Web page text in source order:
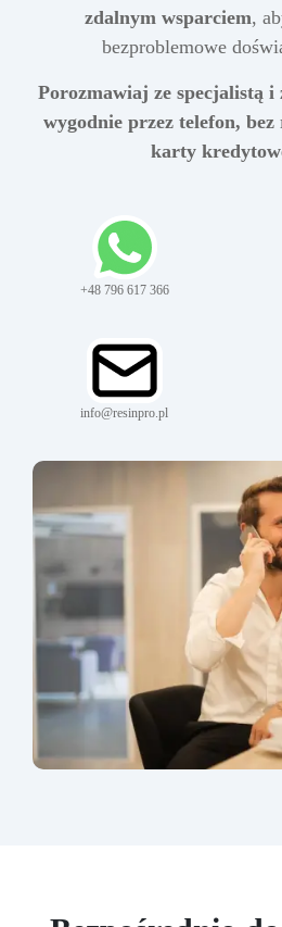
zdalnym wsparciem,
bezproblemowe
Porozmawiaj ze specjalistą i
wygodnie przez telefon,
karty
+48 796 617 366
info@resinpro.pl